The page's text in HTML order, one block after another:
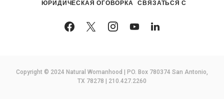
ЮРИДИЧЕСКАЯ ОГОВОРКА
СВЯЗАТЬСЯ С
Copyright © 2024 Natural Womanhood | PO. Box 780374 San Antonio,
TX 78278 | 210.427.2260